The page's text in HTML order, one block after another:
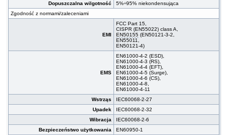
Dopuszczalna wilgotność
5%÷95% niekondensująca
Zgodność z normami/zaleceniami
EMI
FCC Part 15,
CISPR (EN55022) class A,
EN50155 (EN50121-3-2,
EN55011,
EN50121-4)
EMS
EN61000-4-2 (ESD),
EN61000-4-3 (RS),
EN61000-4-4 (EFT),
EN61000-4-5 (Surge),
EN61000-4-6 (CS),
EN61000-4-8,
EN61000-4-11
Wstrząs
IEC60068-2-27
Upadek
IEC60068-2-32
Wibracja
IEC60068-2-6
Bezpieczeństwo użytkowania
EN60950-1